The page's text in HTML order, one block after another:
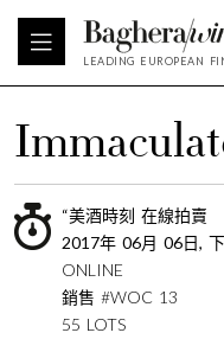
LEADING EUROPEAN
“美酒時刻 在線拍賣
2017年 06月 06日,
ONLINE
銷售 #WOC 13
55 LOTS